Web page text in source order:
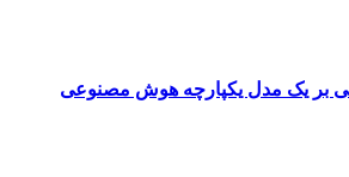
بر یک مدل یکپارچه هوش مصنوعی